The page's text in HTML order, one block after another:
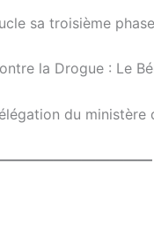
sa troisième
la Drogue : Le
du